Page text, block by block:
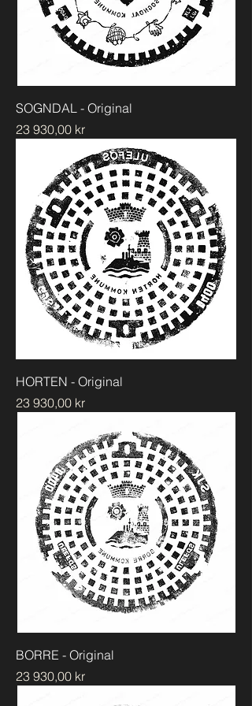
SOGNDAL - Original
Pris
23 930,00 kr
HORTEN - Original
Pris
23 930,00 kr
BORRE - Original
Pris
23 930,00 kr